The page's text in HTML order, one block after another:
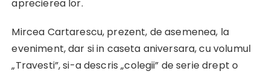
aprecierea lor.
Mircea Cartarescu, prezent, de asemenea, la
eveniment, dar si in caseta aniversara, cu volumul
„Travesti”, si-a descris „colegii” de serie drept o